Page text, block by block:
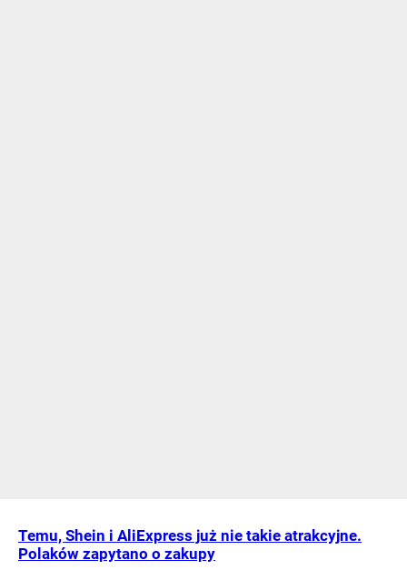
Temu, Shein i AliExpress już nie takie atrakcyjne.
Polaków zapytano o zakupy